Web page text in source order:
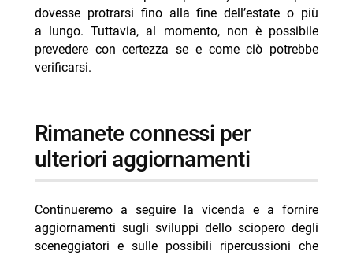
dovesse protrarsi fino alla fine dell’estate o più
a lungo. Tuttavia, al momento, non è possibile
prevedere con certezza se e come ciò potrebbe
verificarsi.
Rimanete connessi per
ulteriori aggiornamenti
Continueremo a seguire la vicenda e a fornire
aggiornamenti sugli sviluppi dello sciopero degli
sceneggiatori e sulle possibili ripercussioni che